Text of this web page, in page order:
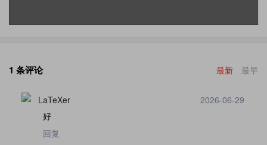
1 条评论 最新 最早
LaTeXer
2026-06-29
好
回复